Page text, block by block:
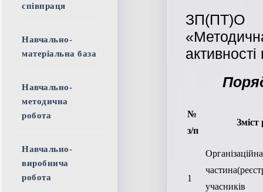
ЗП(ПТ)О
№
з/п
Зміст
1
Організаційна
співпраця
Навчально-
матеріальна база
Навчально-
методична
робота
Навчально-
виробнича
робота